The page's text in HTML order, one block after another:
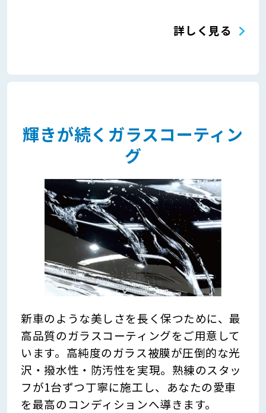
詳しく見る
輝きが続くガラスコーティン
グ
新車のような美しさを長く保つために、最
高品質のガラスコーティングをご用意して
います。高純度のガラス被膜が圧倒的な光
沢・撥水性・防汚性を実現。熟練のスタッ
フが1台ずつ丁寧に施工し、あなたの愛車
を最高のコンディションへ導きます。